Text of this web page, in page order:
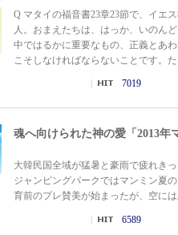
Q マタイの福音書23章23節で、イエ
人。おまえたちは、はっか、いのん
中ではるかに重要なもの、正義とあ
こそしなければならないことです。
7019
魂へ向けられた神の愛「2013年
大韓民国全域が猛暑と豪雨で疲れき
ジャンピングパークではマンミン夏
育前のプレ賛美が始まったが、空に
6589